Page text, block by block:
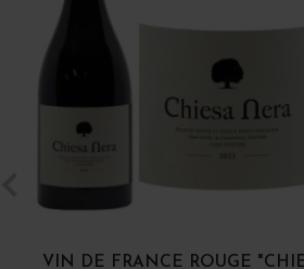
VIN DE FRANCE ROUGE